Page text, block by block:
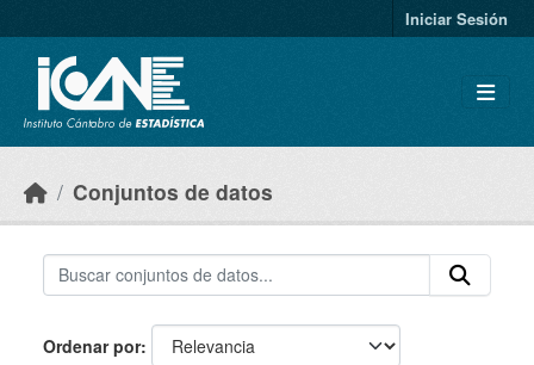
Iniciar Sesión
Conjuntos de datos
Ordenar por